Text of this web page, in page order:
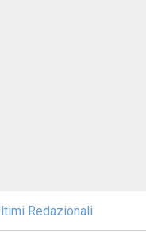
Redazionali